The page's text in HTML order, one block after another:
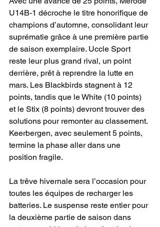
U14B-1 décroche le titre honorifique de
champions d’automne, consolidant leur
suprématie grâce à une première partie
de saison exemplaire. Uccle Sport
reste leur plus grand rival, un point
derrière, prêt à reprendre la lutte en
mars. Les Blackbirds stagnent à 12
points, tandis que le White (10 points)
et le Stix (8 points) devront trouver des
solutions pour remonter au classement.
Keerbergen, avec seulement 5 points,
termine la phase aller dans une
position fragile.
La trêve hivernale sera l’occasion pour
toutes les équipes de recharger les
batteries. Le suspense reste entier pour
la deuxième partie de saison dans